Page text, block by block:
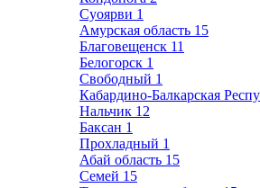
Суоярви 1
Амурская область 15
Благовещенск 11
Белогорск 1
Свободный 1
Кабардино-Балкарская
Нальчик 12
Баксан 1
Прохладный 1
Абай область 15
Семей 15